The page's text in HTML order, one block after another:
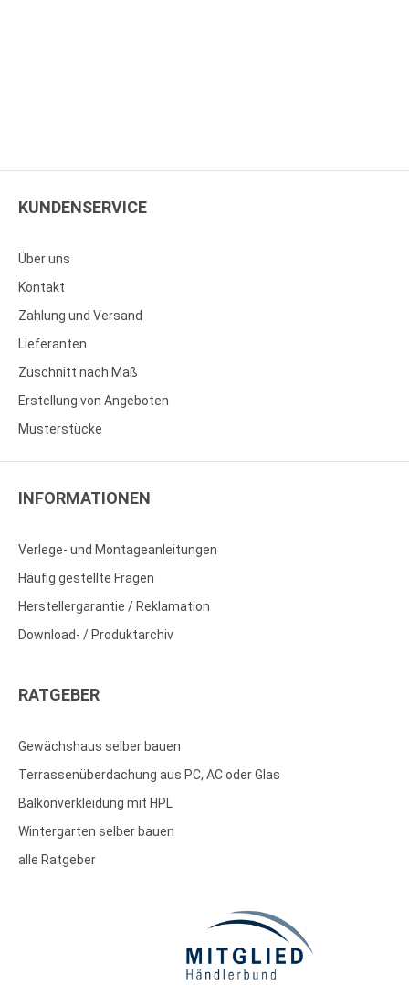
KUNDENSERVICE
Über uns
Kontakt
Zahlung und Versand
Lieferanten
Zuschnitt nach Maß
Erstellung von Angeboten
Musterstücke
INFORMATIONEN
Verlege- und Montageanleitungen
Häufig gestellte Fragen
Herstellergarantie / Reklamation
Download- / Produktarchiv
RATGEBER
Gewächshaus selber bauen
Terrassenüberdachung aus PC, AC oder Glas
Balkonverkleidung mit HPL
Wintergarten selber bauen
alle Ratgeber